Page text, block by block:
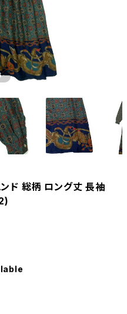
ド 総柄 ロング丈 長袖